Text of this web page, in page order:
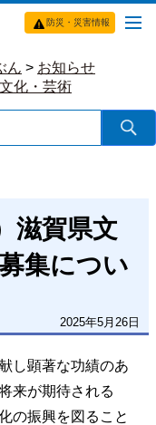
防災・災害情報
ん > お知らせ
文化・芸術
滋賀県文
集につい
2025年5月26日
し顕著な功績のあ
来が期待される
の振興を図ること